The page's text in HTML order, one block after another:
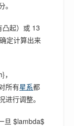
起）或 13
定计算出来
所有星系都
进行调整。
旦 $lambda$